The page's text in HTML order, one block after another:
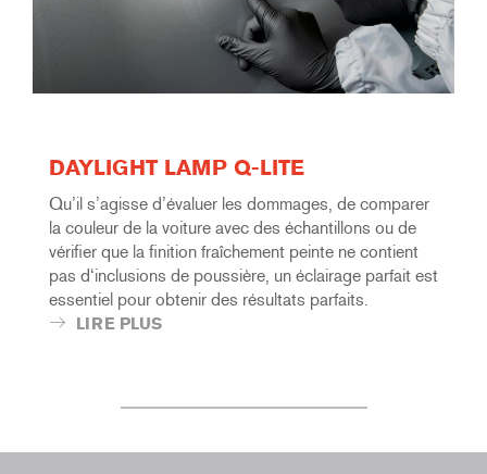
DAYLIGHT LAMP Q-LITE
Qu’il s’agisse d’évaluer les dommages, de comparer
la couleur de la voiture avec des échantillons ou de
vérifier que la finition fraîchement peinte ne contient
pas d‘inclusions de poussière, un éclairage parfait est
essentiel pour obtenir des résultats parfaits.
LIRE PLUS